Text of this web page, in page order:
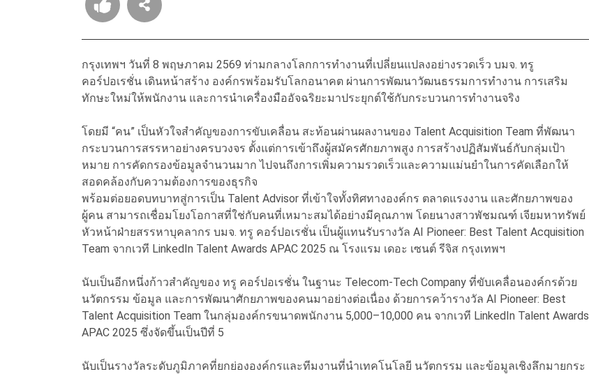
กรุงเทพฯ วันที่ 8 พฤษภาคม 2569 ท่ามกลางโลกการทำงานที่เปลี่ยนแปลงอย่างรวดเร็ว บมจ. ทรู
คอร์ปอเรชั่น เดินหน้าสร้าง องค์กรพร้อมรับโลกอนาคต ผ่านการพัฒนาวัฒนธรรมการทำงาน การเสริม
ทักษะใหม่ให้พนักงาน และการนำเครื่องมืออัจฉริยะมาประยุกต์ใช้กับกระบวนการทำงานจริง
โดยมี “คน” เป็นหัวใจสำคัญของการขับเคลื่อน สะท้อนผ่านผลงานของ Talent Acquisition Team ที่พัฒนา
กระบวนการสรรหาอย่างครบวงจร ตั้งแต่การเข้าถึงผู้สมัครศักยภาพสูง การสร้างปฏิสัมพันธ์กับกลุ่มเป้า
หมาย การคัดกรองข้อมูลจำนวนมาก ไปจนถึงการเพิ่มความรวดเร็วและความแม่นยำในการคัดเลือกให้
สอดคล้องกับความต้องการของธุรกิจ
พร้อมต่อยอดบทบาทสู่การเป็น Talent Advisor ที่เข้าใจทั้งทิศทางองค์กร ตลาดแรงงาน และศักยภาพของ
ผู้คน สามารถเชื่อมโยงโอกาสที่ใช่กับคนที่เหมาะสมได้อย่างมีคุณภาพ โดยนางสาวพัชมณฑ์ เจียมหาทรัพย์
หัวหน้าฝ่ายสรรหาบุคลากร บมจ. ทรู คอร์ปอเรชั่น เป็นผู้แทนรับรางวัล AI Pioneer: Best Talent Acquisition
Team จากเวที LinkedIn Talent Awards APAC 2025 ณ โรงแรม เดอะ เซนต์ รีจิส กรุงเทพฯ
นับเป็นอีกหนึ่งก้าวสำคัญของ ทรู คอร์ปอเรชั่น ในฐานะ Telecom-Tech Company ที่ขับเคลื่อนองค์กรด้วย
นวัตกรรม ข้อมูล และการพัฒนาศักยภาพของคนมาอย่างต่อเนื่อง ด้วยการคว้ารางวัล AI Pioneer: Best
Talent Acquisition Team ในกลุ่มองค์กรขนาดพนักงาน 5,000–10,000 คน จากเวที LinkedIn Talent Awards
APAC 2025 ซึ่งจัดขึ้นเป็นปีที่ 5
นับเป็นรางวัลระดับภูมิภาคที่ยกย่ององค์กรและทีมงานที่นำเทคโนโลยี นวัตกรรม และข้อมูลเชิงลึกมายกระ